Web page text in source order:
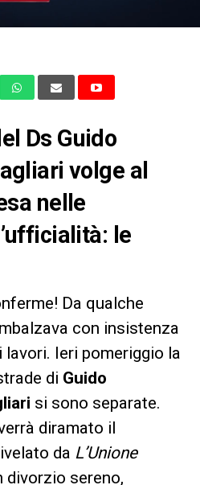
Ds Guido
volge al
nelle
le
Da qualche
con insistenza
Ieri pomeriggio la
di Guido
si sono separate.
diramato il
da L’Unione
divorzio sereno,